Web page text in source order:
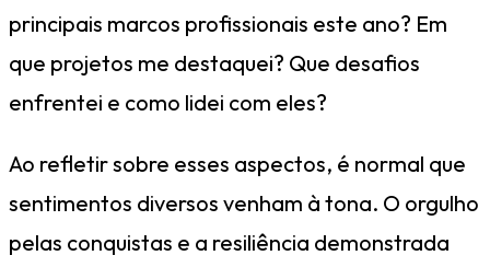
principais marcos profissionais este ano? Em
que projetos me destaquei? Que desafios
enfrentei e como lidei com eles?
Ao refletir sobre esses aspectos, é normal que
sentimentos diversos venham à tona. O orgulho
pelas conquistas e a resiliência demonstrada